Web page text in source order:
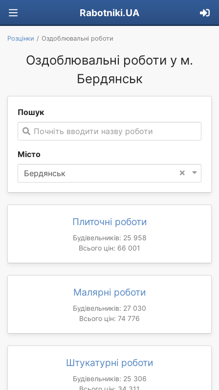
Rabotniki.UA
Розцінки Оздоблювальні роботи
Оздоблювальні роботи у м.
Бердянськ
Пошук
Почніть вводити назву роботи
Місто
×
Бердянськ
Плиточні роботи
Будівельників: 25 958
Всього цін: 66 001
Малярні роботи
Будівельників: 27 030
Всього цін: 74 776
Штукатурні роботи
Будівельників: 25 306